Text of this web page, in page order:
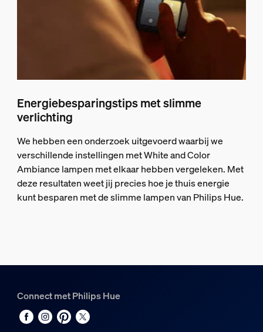
Energiebesparingstips met slimme
verlichting
We hebben een onderzoek uitgevoerd waarbij we
verschillende instellingen met White and Color
Ambiance lampen met elkaar hebben vergeleken. Met
deze resultaten weet jij precies hoe je thuis energie
kunt besparen met de slimme lampen van Philips Hue.
Connect met Philips Hue